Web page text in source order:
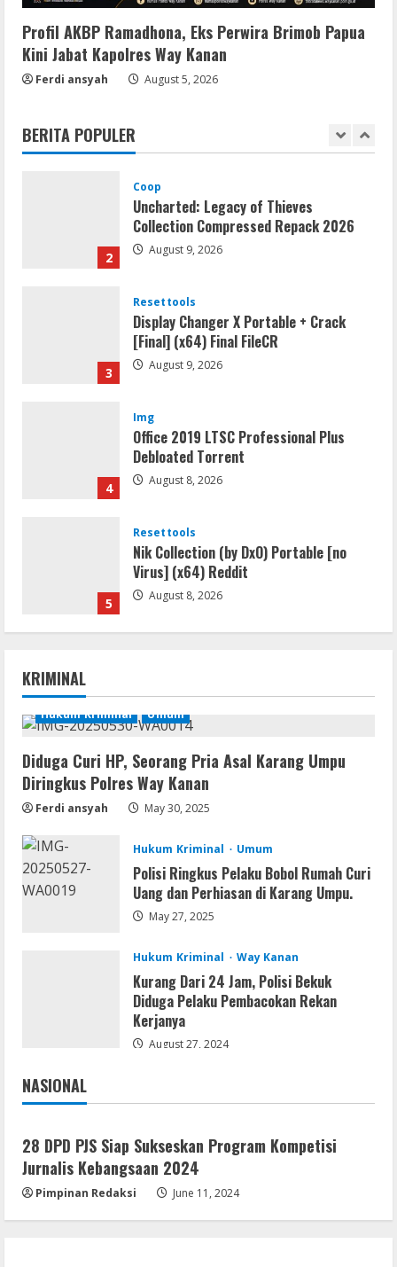
Profil AKBP Ramadhona, Eks Perwira Brimob Papua
Kini Jabat Kapolres Way Kanan
Ferdi ansyah August 5, 2026
BERITA POPULER
5
1
Umum
Satreskrim Polres Way Kanan Ungkap
2
Coop
Uncharted: Legacy of Thieves
Collection Compressed Repack 2026
August 9, 2026
3
Resettools
Display Changer X Portable + Crack
[Final] (x64) Final FileCR
August 9, 2026
4
Img
Office 2019 LTSC Professional Plus
Debloated Tоrrеnt
August 8, 2026
5
Resettools
Nik Collection (by DxO) Portable [no
Virus] (x64) Reddit
August 8, 2026
1
Tersangka Ayah Tiri Diamankan
August 9, 2026
Coop
Uncharted: Legacy of Thieves
Collection Compressed Repack 2026
Resettools
Display Changer X Portable + Crack
[Final] (x64) Final FileCR
Img
Office 2019 LTSC Professional Plus
Debloated Tоrrеnt
5
Resettools
Virus] (x64) Reddit
August 8, 2026
KRIMINAL
Hukum Kriminal Umum
Diduga Curi HP, Seorang Pria Asal Karang Umpu
Diringkus Polres Way Kanan
Ferdi ansyah May 30, 2025
Hukum Kriminal Umum
Polisi Ringkus Pelaku Bobol Rumah Curi
Uang dan Perhiasan di Karang Umpu.
May 27, 2025
Hukum Kriminal Way Kanan
Kurang Dari 24 Jam, Polisi Bekuk
Diduga Pelaku Pembacokan Rekan
Kerjanya
August 27, 2024
NASIONAL
Jakarta
28 DPD PJS Siap Sukseskan Program Kompetisi
Jurnalis Kebangsaan 2024
Pimpinan Redaksi June 11, 2024